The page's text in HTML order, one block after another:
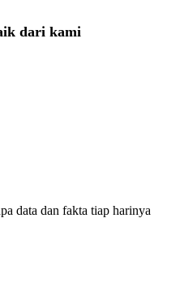
dari kami
data dan fakta tiap harinya